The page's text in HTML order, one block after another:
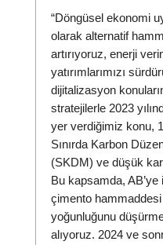
“Döngüsel ekonomi
olarak alternatif
artırıyoruz, enerji
yatırımlarımızı
dijitalizasyon
stratejilerle 2023
yer verdiğimiz konu,
Sınırda Karbon
(SKDM) ve düşük
Bu kapsamda,
çimento
yoğunluğunu
alıyoruz. 2024 ve